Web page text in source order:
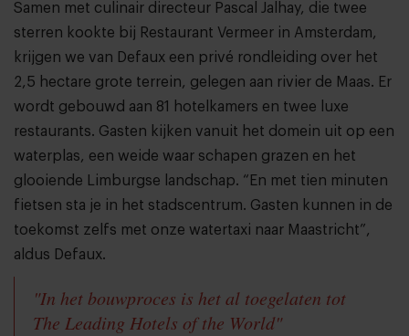
Samen met culinair directeur Pascal Jalhay, die twee
sterren kookte bij Restaurant Vermeer in Amsterdam,
krijgen we van Defaux een privé rondleiding over het
2,5 hectare grote terrein, gelegen aan rivier de Maas. Er
wordt gebouwd aan 81 hotelkamers en twee luxe
restaurants. Gasten kijken vanuit het domein uit op een
waterplas, een weide waar schapen grazen en het
glooiende Limburgse landschap. “En met tien minuten
fietsen sta je in het stadscentrum. Gasten kunnen in de
toekomst zelfs met onze watertaxi naar Maastricht”,
aldus Defaux.
"In het bouwproces is het al toegelaten tot
The Leading Hotels of the World"